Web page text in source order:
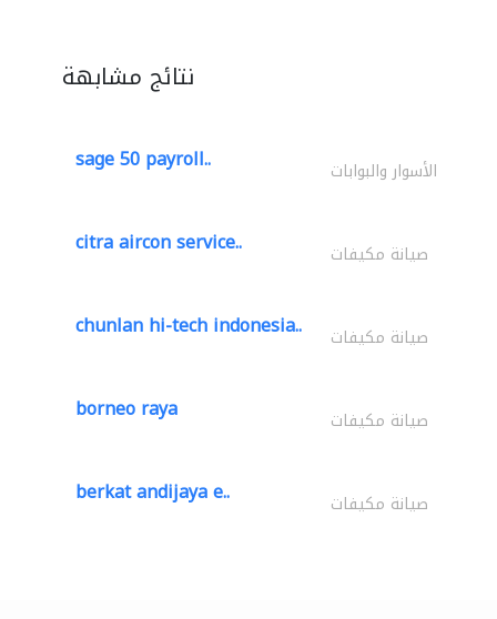
نتائج مشابهة
sage 50 payroll.. الأسوار والبوابات
citra aircon service.. صيانة مكيفات
chunlan hi-tech indonesia.. صيانة مكيفات
borneo raya صيانة مكيفات
berkat andijaya e.. صيانة مكيفات